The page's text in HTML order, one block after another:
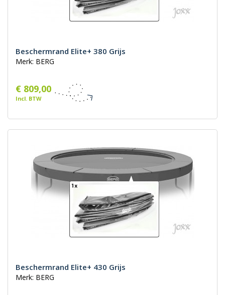
Beschermrand Elite+ 380 Grijs
Merk: BERG
€ 809,00
Incl. BTW
Beschermrand Elite+ 430 Grijs
Merk: BERG